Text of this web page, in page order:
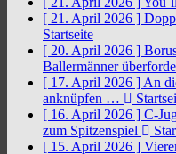
[ 21. April 2026 ]
Startseite
[ 20. April 2026 ]
Ballermänner
[ 17. April 2026 ] An
anknüpfen …
[ 16. April 2026 ] C-
zum Spitzenspiel
[ 15. April 2026 ]